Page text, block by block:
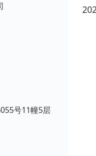
号11幢5层